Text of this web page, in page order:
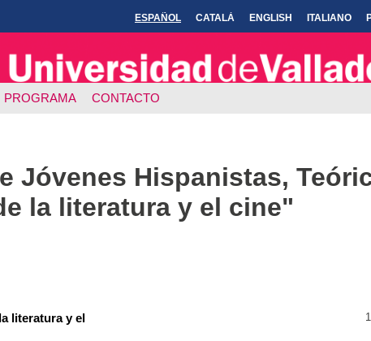
ESPAÑOL CATALÀ ENGLISH ITALIANO
PROGRAMA CONTACTO
Jóvenes Hispanistas,
la literatura y el cine"
literatura y el